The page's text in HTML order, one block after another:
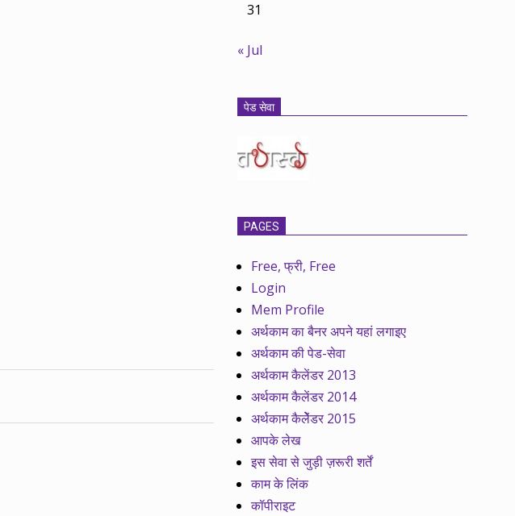
31
« Jul
पेड सेवा
PAGES
Free, फ्री, Free
Login
Mem Profile
अर्थकाम का बैनर अपने यहां लगाइए
अर्थकाम की पेड-सेवा
अर्थकाम कैलेंडर 2013
अर्थकाम कैलेंडर 2014
अर्थकाम कैलेेंडर 2015
आपके लेख
इस सेवा से जुड़ी ज़रूरी शर्तें
काम के लिंक
कॉपीराइट